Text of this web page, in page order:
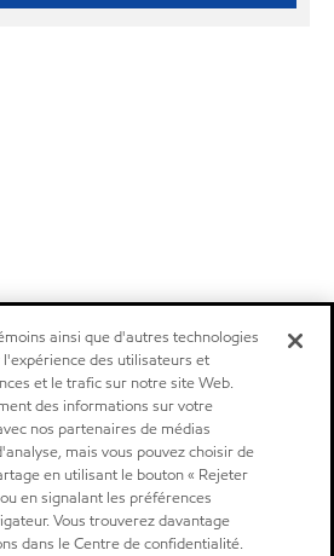
ainsi que d'autres technologies
des utilisateurs et
et le trafic sur notre site Web.
des informations sur votre
nos partenaires de médias
mais vous pouvez choisir de
en utilisant le bouton « Rejeter
en signalant les préférences
Vous trouverez davantage
dans le Centre de confidentialité.